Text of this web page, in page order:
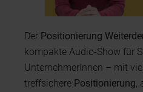
Der Positionierung
kompakte Audio-Show für
UnternehmerInnen – mit
treffsichere Positionierung,